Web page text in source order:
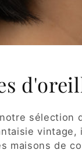
sélection
vintage,
maisons de